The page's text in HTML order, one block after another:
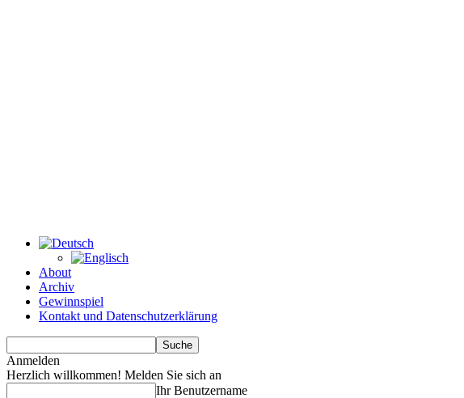
About
Archiv
Gewinnspiel
Kontakt und Datenschutzerklärung
Anmelden
Herzlich willkommen! Melden Sie sich an
Ihr Benutzername